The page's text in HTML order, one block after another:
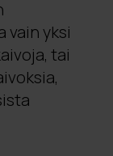
vain yksi
tai